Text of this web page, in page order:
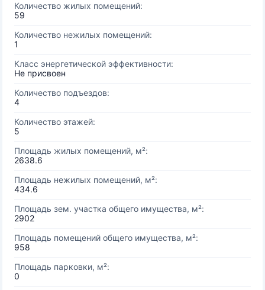
Количество жилых помещений:
59
Количество нежилых помещений:
1
Класс энергетической эффективности:
Не присвоен
Количество подъездов:
4
Количество этажей:
5
Площадь жилых помещений, м²:
2638.6
Площадь нежилых помещений, м²:
434.6
Площадь зем. участка общего имущества, м²:
2902
Площадь помещений общего имущества, м²:
958
Площадь парковки, м²:
0